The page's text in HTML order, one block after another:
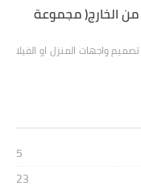
الخارج( مجموعة
واجهات المنزل او الفيلا
5
23